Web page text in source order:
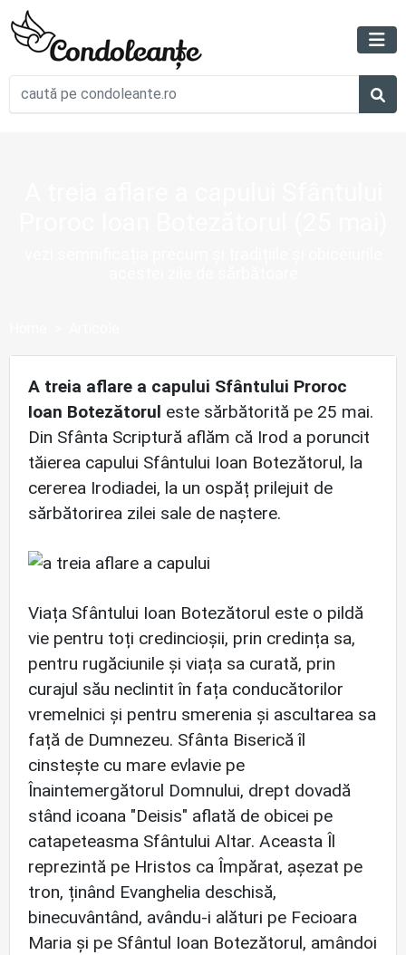
A treia aflare a capului Sfântului Proroc
Ioan Botezătorul este sărbătorită pe 25 mai.
Din Sfânta Scriptură aflăm că Irod a poruncit
tăierea capului Sfântului Ioan Botezătorul, la
cererea Irodiadei, la un ospăț prilejuit de
sărbătorirea zilei sale de naștere.
Viața Sfântului Ioan Botezătorul este o pildă
vie pentru toți credincioșii, prin credința sa,
pentru rugăciunile și viața sa curată, prin
curajul său neclintit în fața conducătorilor
vremelnici și pentru smerenia și ascultarea sa
față de Dumnezeu. Sfânta Biserică îl
cinstește cu mare evlavie pe
Înaintemergătorul Domnului, drept dovadă
stând icoana "Deisis" aflată de obicei pe
catapeteasma Sfântului Altar. Aceasta Îl
reprezintă pe Hristos ca Împărat, așezat pe
tron, ținând Evanghelia deschisă,
binecuvântând, avându-i alături pe Fecioara
Maria și pe Sfântul Ioan Botezătorul, amândoi